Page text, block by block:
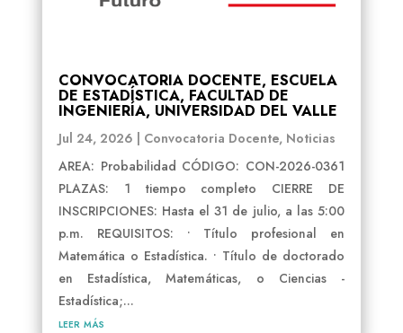
CONVOCATORIA DOCENTE, ESCUELA
DE ESTADÍSTICA, FACULTAD DE
INGENIERÍA, UNIVERSIDAD DEL VALLE
Jul 24, 2026 | Convocatoria Docente, Noticias
AREA: Probabilidad CÓDIGO: CON-2026-0361
PLAZAS: 1 tiempo completo CIERRE DE
INSCRIPCIONES: Hasta el 31 de julio, a las 5:00
p.m. REQUISITOS: • Título profesional en
Matemática o Estadística. • Título de doctorado
en Estadística, Matemáticas, o Ciencias -
Estadística;...
leer más